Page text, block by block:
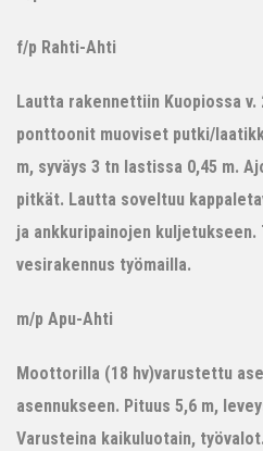
f/p Rahti-Ahti
Lautta rakennettiin Kuopiossa v.
ponttoonit muoviset putki/
m, syväys 3 tn lastissa 0,45 m.
pitkät. Lautta soveltuu
ja ankkuripainojen kuljetukseen.
vesirakennus työmailla.
m/p Apu-Ahti
Moottorilla (18 hv)varustettu
asennukseen. Pituus 5,6 m,
Varusteina kaikuluotain, työvalot.